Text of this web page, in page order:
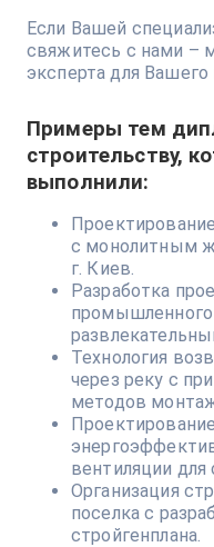
Если Вашей
свяжитесь с нами –
эксперта для Вашего
Примеры тем
строительству,
выполнили:
с монолитным
г. Киев.
Разработка
промышленного
Технология
через реку с
методов
вентиляции для
Организация
поселка с
стройгенплана.